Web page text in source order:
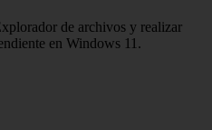
de archivos y realizar
en Windows 11.